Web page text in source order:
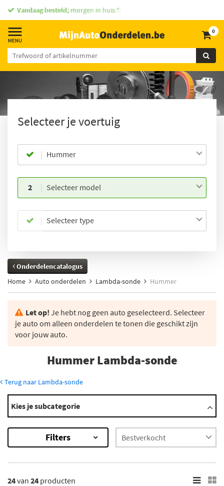
Vandaag besteld,morgen in huis *
0
Selecteer je voertuig
Hummer
2 Selecteer model
Selecteer type
Onderdelencatalogus
Home
Auto onderdelen Lambda-sonde Hummer
Let op! Je hebt nog geen auto geselecteerd. Selecteer
je auto om alleen onderdelen te tonen die geschikt zijn
voor jouw auto.
Hummer Lambda-sonde
Terug naar Lambda-sonde
Modellen
H2
Hummer H2
Hummer H2 Sut
Hummer H3
Hummer H3T
Kies je subcategorie
Filters
24van 24 producten